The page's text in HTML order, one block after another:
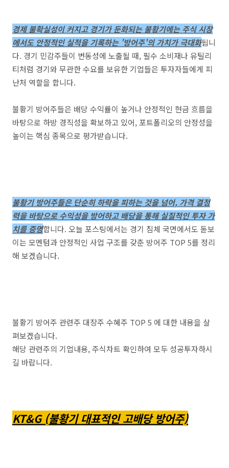
경제 불확실성이 커지고 경기가 둔화되는 불황기에는 주식 시장
에서도 안정적인 실적을 기록하는 '방어주'의 가치가 극대화됩니
다. 경기 민감주들이 변동성에 노출될 때, 필수 소비재나 유틸리
티처럼 경기와 무관한 수요를 보유한 기업들은 투자자들에게 피
난처 역할을 합니다.
불황기 방어주들은 배당 수익률이 높거나 안정적인 현금 흐름을
바탕으로 하방 경직성을 확보하고 있어, 포트폴리오의 안정성을
높이는 핵심 종목으로 평가받습니다.
불황기 방어주들은 단순히 하락을 피하는 것을 넘어, 가격 결정
력을 바탕으로 수익성을 방어하고 배당을 통해 실질적인 투자 가
치를 증명합니다. 오늘 포스팅에서는 경기 침체 국면에서도 돋보
이는 모멘텀과 안정적인 사업 구조를 갖춘 방어주 TOP 5를 정리
해 보겠습니다.
불황기 방어주 관련주 대장주 수혜주 TOP 5 에 대한 내용을 살
펴보겠습니다.
해당 관련주의 기업내용, 주식차트 확인하여 모두 성공투자하시
길 바랍니다.
KT&G (불황기 대표적인 고배당 방어주)